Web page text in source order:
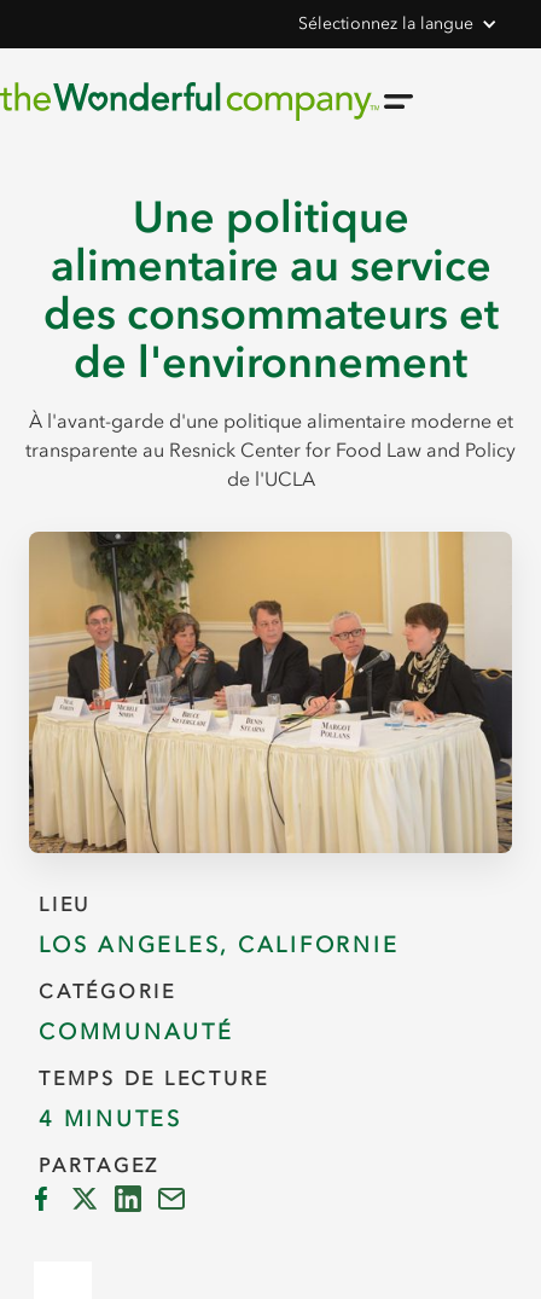
Sélectionnez la langue
Une politique
alimentaire au service
des consommateurs et
de l'environnement
À l'avant-garde d'une politique alimentaire moderne et
transparente au Resnick Center for Food Law and Policy
de l'UCLA
LIEU
LOS ANGELES, CALIFORNIE
CATÉGORIE
COMMUNAUTÉ
TEMPS DE LECTURE
4 MINUTES
PARTAGEZ